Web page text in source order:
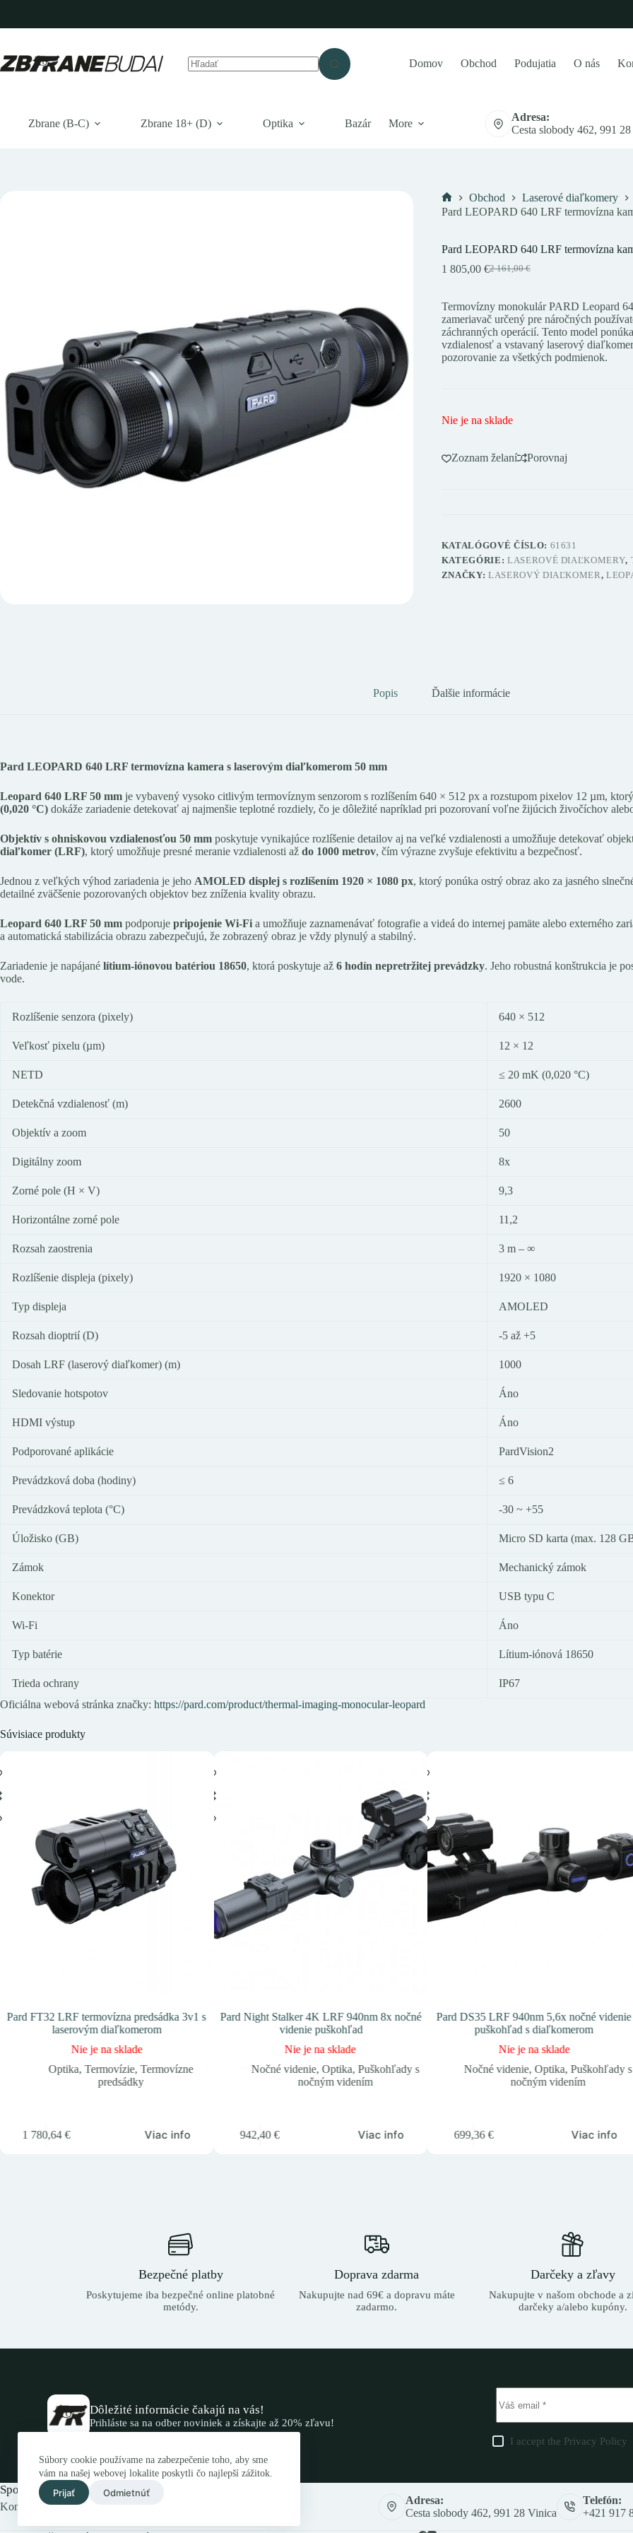
obsah
Súbory cookie používame na zabezpečenie toho, aby sme
vám na našej webovej lokalite poskytli čo najlepší zážitok.
Prijať Odmietnúť
Domov Obchod Podujatia O nás
Zbrane (B-C) Zbrane 18+ (D) Optika Bazár More
Adresa:
Cesta slobody 462, 991
Domov
Obchod
Laserové diaľkomery
Pard LEOPARD 640 LRF termovízna
Pard LEOPARD 640 LRF termovízna
2 161,00€
Pôvodná
2
161,00 €.
1 805,00 €
Aktuálna
1
805,00 €.
Termovízny monokulár PARD Leopard
zameriavač určený pre náročných
záchranných operácií. Tento model
vzdialenosť a vstavaný laserový
pozorovanie za všetkých podmienok.
Nie je na sklade
Zoznam želaní Porovnaj
KATALÓGOVÉ ČÍSLO: 61631
KATEGÓRIE: LASEROVÉ DIAĽKOMERY,
ZNAČKY: LASEROVÝ DIAĽKOMER ,
Popis Ďalšie informácie
Pard LEOPARD 640 LRF termovízna kamera s laserovým diaľkomerom 50 mm
Leopard 640 LRF 50 mm je vybavený vysoko citlivým termovíznym senzorom s rozlíšením 640 × 512 px a rozstupom pixelov 12 µm,
(0,020 °C) dokáže zariadenie detekovať aj najmenšie teplotné rozdiely, čo je dôležité napríklad pri pozorovaní voľne žijúcich živočíchov
Objektív s ohniskovou vzdialenosťou 50 mm poskytuje vynikajúce rozlíšenie detailov aj na veľké vzdialenosti a umožňuje detekovať
diaľkomer (LRF), ktorý umožňuje presné meranie vzdialenosti až do 1000 metrov, čím výrazne zvyšuje efektivitu a bezpečnosť.
Jednou z veľkých výhod zariadenia je jeho AMOLED displej s rozlíšením 1920 × 1080 px, ktorý ponúka ostrý obraz ako za jasného
detailné zväčšenie pozorovaných objektov bez zníženia kvality obrazu.
Leopard 640 LRF 50 mm podporuje pripojenie Wi-Fi a umožňuje zaznamenávať fotografie a videá do internej pamäte alebo externého
a automatická stabilizácia obrazu zabezpečujú, že zobrazený obraz je vždy plynulý a stabilný.
Zariadenie je napájané lítium-iónovou batériou 18650, ktorá poskytuje až 6 hodín nepretržitej prevádzky. Jeho robustná konštrukcia je
vode.
Rozlíšenie senzora (pixely) 640 × 512
Veľkosť pixelu (µm) 12 × 12
NETD ≤ 20 mK (0,020 °C)
Detekčná vzdialenosť (m) 2600
Objektív a zoom 50
Digitálny zoom 8x
Zorné pole (H × V) 9,3
Horizontálne zorné pole 11,2
Rozsah zaostrenia 3 m – ∞
Rozlíšenie displeja (pixely) 1920 × 1080
Typ displeja AMOLED
Rozsah dioptrií (D) -5 až +5
Dosah LRF (laserový diaľkomer) (m) 1000
Sledovanie hotspotov Áno
HDMI výstup Áno
Podporované aplikácie PardVision2
Prevádzková doba (hodiny) ≤ 6
Prevádzková teplota (°C) -30 ~ +55
Úložisko (GB) Micro SD karta (max. 128
Zámok Mechanický zámok
Konektor USB typu C
Wi-Fi Áno
Typ batérie Lítium-iónová 18650
Trieda ochrany
IP67
Oficiálna webová stránka značky: https://pard.com/product/thermal-imaging-monocular-leopard
Súvisiace produkty
Pard FT32 LRF termovízna predsádka 3v1 s
laserovým diaľkomerom
Nie je na sklade
Optika,Termovízie,Termovízne
predsádky
1 780,64€ Viac info
Pard Night Stalker 4K LRF 940nm 8x nočné
videnie puškohľad
Nie je na sklade
Nočné videnie, Optika, Puškohľady s
nočným videním
942,40€ Viac info
Pard DS35 LRF 940nm 5,6x nočné videnie
puškohľad s diaľkomerom
Nie je na sklade
Nočné videnie,Optika, Puškohľady s
nočným videním
699,36€ Viac info
Bezpečné platby
Poskytujeme iba bezpečné online platobné
metódy.
Doprava zdarma
Nakupujte nad 69€ a dopravu máte
zadarmo.
Darčeky a zľavy
Nakupujte v našom obchode a
darčeky a/alebo kupóny.
Dôležité informácie čakajú na vás!
Prihláste sa na odber noviniek a získajte až 20% zľavu!
I accept the Privacy Policy
Spojte sa s nami.
Kontaktujte nás elektronicky alebo navštívte náš obchod.
Adresa:
Cesta slobody 462, 991 28 Vinica
Telefón:
+421 917